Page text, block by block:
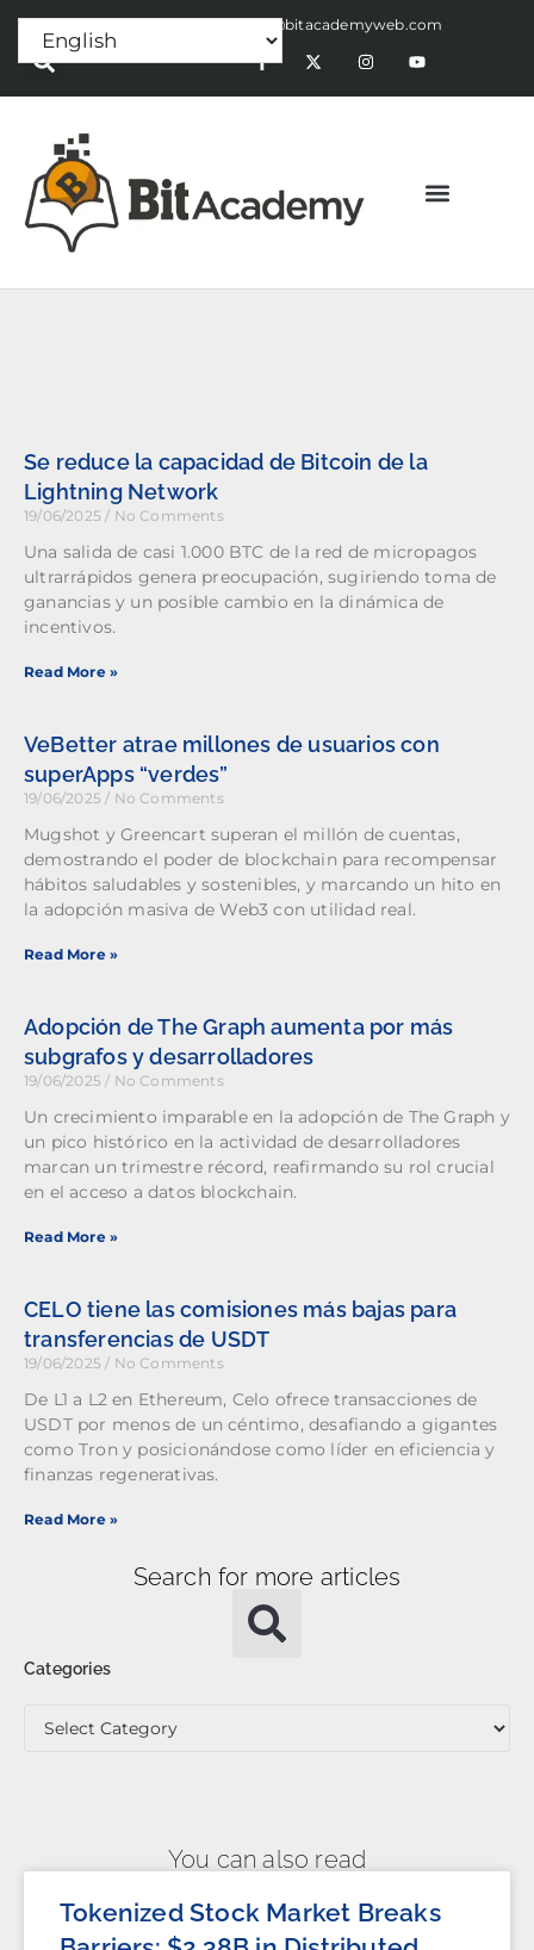
Press Release:alex@bitacademyweb.com
Se reduce la capacidad de Bitcoin de la
Lightning Network
19/06/2025 No Comments
Una salida de casi 1.000 BTC de la red de micropagos
ultrarrápidos genera preocupación, sugiriendo toma de
ganancias y un posible cambio en la dinámica de
incentivos.
Read More »
VeBetter atrae millones de usuarios con
superApps “verdes”
19/06/2025 No Comments
Mugshot y Greencart superan el millón de cuentas,
demostrando el poder de blockchain para recompensar
hábitos saludables y sostenibles, y marcando un hito en
la adopción masiva de Web3 con utilidad real.
Read More »
Adopción de The Graph aumenta por más
subgrafos y desarrolladores
19/06/2025 No Comments
Un crecimiento imparable en la adopción de The Graph y
un pico histórico en la actividad de desarrolladores
marcan un trimestre récord, reafirmando su rol crucial
en el acceso a datos blockchain.
Read More »
CELO tiene las comisiones más bajas para
transferencias de USDT
19/06/2025 No Comments
De L1 a L2 en Ethereum, Celo ofrece transacciones de
USDT por menos de un céntimo, desafiando a gigantes
como Tron y posicionándose como líder en eficiencia y
finanzas regenerativas.
Read More »
Search for more articles
Categories
You can also read
Tokenized Stock Market Breaks